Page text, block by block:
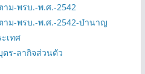
ม-พรบ.-พ.ศ.-2542
ม-พรบ.-พ.ศ.-2542-บำนาญ
เทศ
ร-ลากิจส่วนตัว